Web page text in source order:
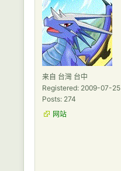
来自 台灣 台中
Registered: 2009-07-25
Posts: 274
网站